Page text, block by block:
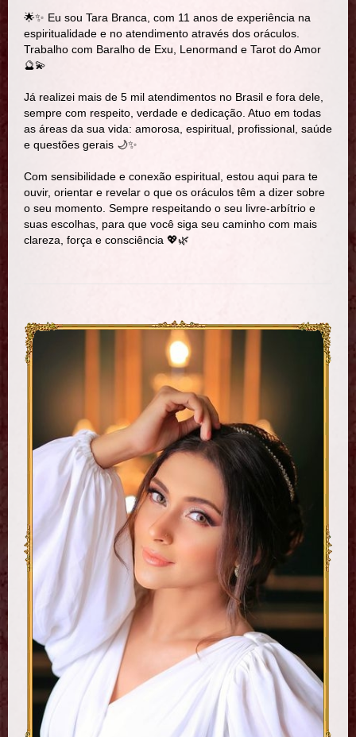
🌟✨ Eu sou Tara Branca, com 11 anos de experiência na
espiritualidade e no atendimento através dos oráculos.
Trabalho com Baralho de Exu, Lenormand e Tarot do Amor
🔮💫
Já realizei mais de 5 mil atendimentos no Brasil e fora dele,
sempre com respeito, verdade e dedicação. Atuo em todas
as áreas da sua vida: amorosa, espiritual, profissional, saúde
e questões gerais 🌙✨
Com sensibilidade e conexão espiritual, estou aqui para te
ouvir, orientar e revelar o que os oráculos têm a dizer sobre
o seu momento. Sempre respeitando o seu livre-arbítrio e
suas escolhas, para que você siga seu caminho com mais
clareza, força e consciência 💖🌿